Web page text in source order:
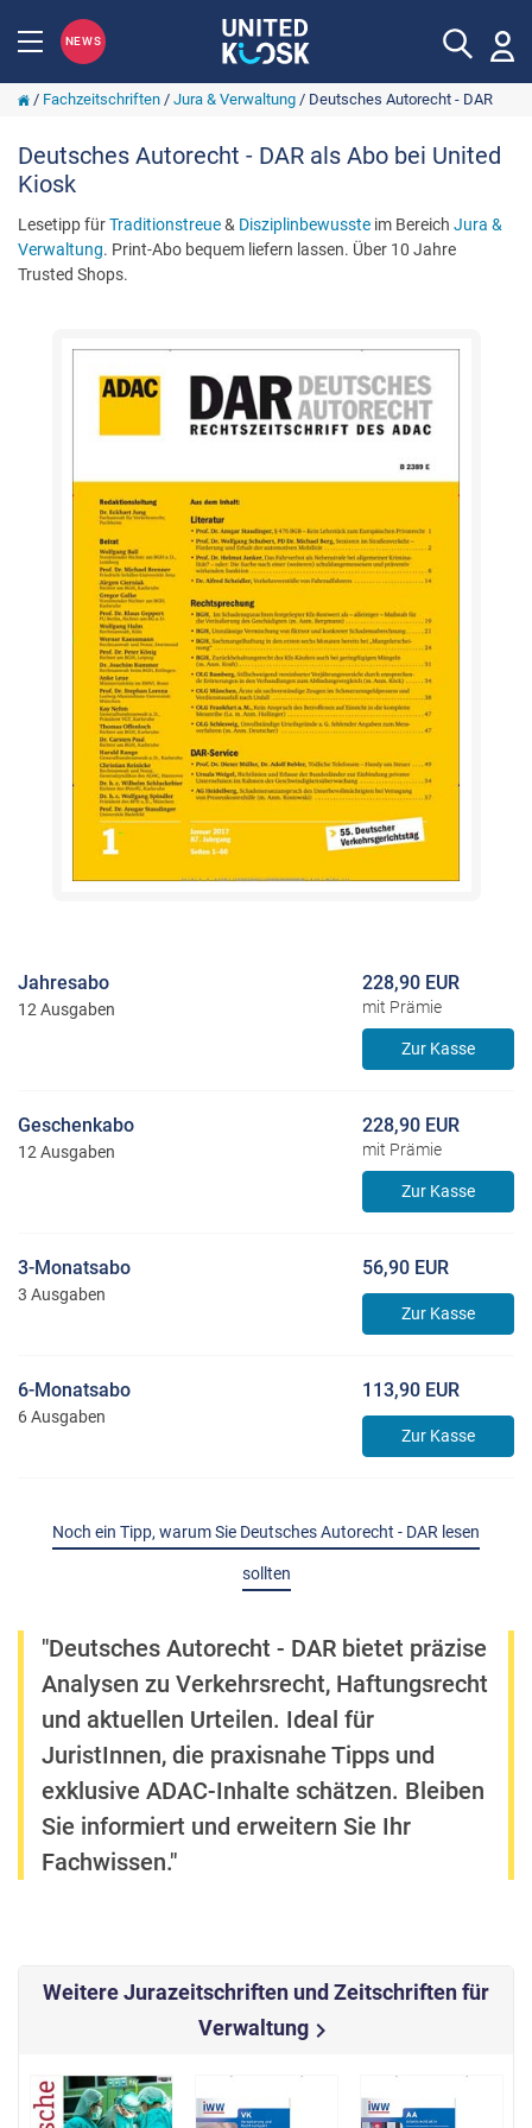
NEWS
/ Fachzeitschriften/ Jura & Verwaltung/ Deutsches Autorecht - DAR
Deutsches Autorecht - DAR als Abo bei United
Kiosk
Lesetipp fürTraditionstreue& Disziplinbewusste im Bereich Jura &
Verwaltung. Print-Abo bequem liefern lassen. Über 10 Jahre
Trusted Shops.
Jahresabo
12 Ausgaben
228,90 EUR
mit Prämie
Zur Kasse
Geschenkabo
12 Ausgaben
228,90 EUR
mit Prämie
Zur Kasse
3-Monatsabo
3 Ausgaben
56,90 EUR
Zur Kasse
6-Monatsabo
6 Ausgaben
113,90 EUR
Zur Kasse
Noch ein Tipp, warum Sie Deutsches Autorecht - DAR lesen
sollten
"Deutsches Autorecht - DAR bietet präzise
Analysen zu Verkehrsrecht, Haftungsrecht
und aktuellen Urteilen. Ideal für
JuristInnen, die praxisnahe Tipps und
exklusive ADAC-Inhalte schätzen. Bleiben
Sie informiert und erweitern Sie Ihr
Fachwissen."
Weitere Jurazeitschriften und Zeitschriften für
Verwaltungchevron_right